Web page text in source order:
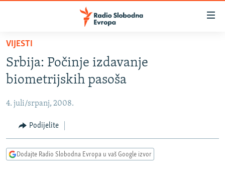
Pređite
glavni
sadržaj
na
navigaciju
Pređite
na
VIJESTI
BOSNA I HERCEGOVINA
KOSOVO
CRNA GORA
VIDEO
PODCASTI
VIJESTI
Srbija: Počinje izdavanje
biometrijskih pasoša
4. juli/srpanj, 2008.
Podijelite
Dodajte Radio Slobodna Evropa u vaš Google izvor